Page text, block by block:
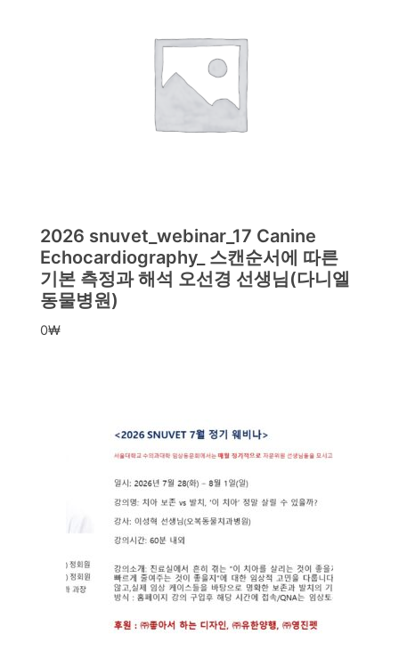
2026 snuvet_webinar_17 Canine
Echocardiography_ 스캔순서에 따른
기본 측정과 해석 오선경 선생님(다니엘
동물병원)
0₩